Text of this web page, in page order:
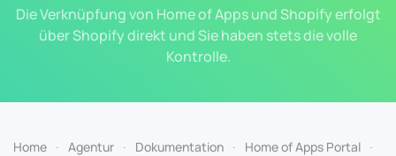
Die Verknüpfung von Home of Apps und Shopify erfolgt
über Shopify direkt und Sie haben stets die volle
Kontrolle.
Home Agentur Dokumentation
Home of Apps Portal